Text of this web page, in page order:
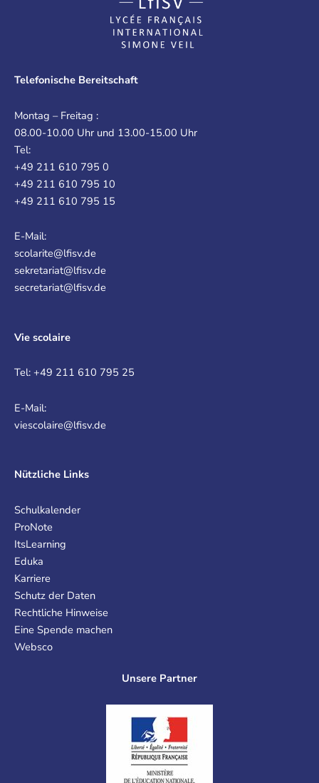
Telefonische Bereitschaft
Montag – Freitag :
08.00-10.00 Uhr und 13.00-15.00 Uhr
Tel:
+49 211 610 795 0
+49 211 610 795 10
+49 211 610 795 15
E-Mail:
scolarite@lfisv.de
sekretariat@lfisv.de
secretariat@lfisv.de
Vie scolaire
Tel: +49 211 610 795 25
E-Mail:
viescolaire@lfisv.de
Nützliche Links
Schulkalender
ProNote
ItsLearning
Eduka
Karriere
Schutz der Daten
Rechtliche Hinweise
Eine Spende machen
Websco
Unsere Partner